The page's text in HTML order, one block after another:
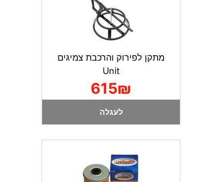
מתקן לפירוק והרכבת צמיגים
Unit
615₪
לעגלה